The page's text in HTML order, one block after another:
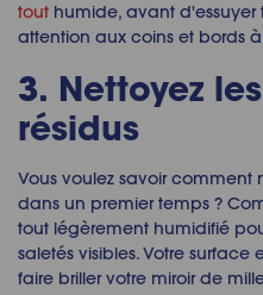
tout humide, avant
attention aux coins et bords
3. Nettoyez
résidus
Vous voulez savoir comment
dans un premier temps ?
tout légèrement humidifié
saletés visibles. Votre surface
faire briller votre miroir de